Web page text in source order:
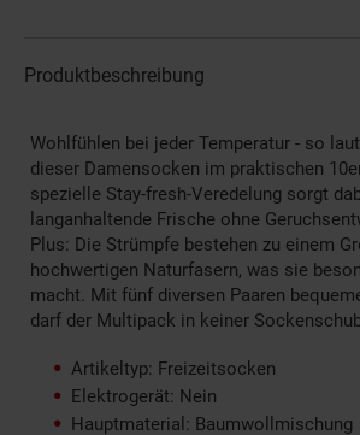
Produktbeschreibung
Wohlfühlen bei jeder Temperatur - so
dieser Damensocken im praktischen
spezielle Stay-fresh-Veredelung sorgt
langanhaltende Frische ohne
Plus: Die Strümpfe bestehen zu einem
hochwertigen Naturfasern, was sie
macht. Mit fünf diversen Paaren
darf der Multipack in keiner
Artikeltyp: Freizeitsocken
Elektrogerät: Nein
Hauptmaterial: Baumwollmischung